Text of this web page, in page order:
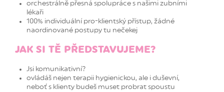
orchestrálně přesná spolupráce s našimi zubními
lékaři
100% individuální pro-klientský přístup, žádné
naordinované postupy tu nečekej
JAK SI TĚ PŘEDSTAVUJEME?
Jsi komunikativní?
ovládáš nejen terapii hygienickou, ale i duševní,
neboť s klienty budeš muset probrat spoustu